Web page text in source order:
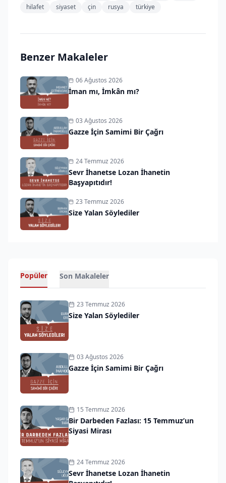
hilafet
siyaset çin rusya türkiye
Benzer Makaleler
06 Ağustos 2026
İman mı, İmkân mı?
03 Ağustos 2026
Gazze İçin Samimi Bir Çağrı
24 Temmuz 2026
Sevr İhanetse Lozan İhanetin
Başyapıtıdır!
23 Temmuz 2026
Size Yalan Söylediler
Popüler Son Makaleler
23 Temmuz 2026
Size Yalan Söylediler
03 Ağustos 2026
Gazze İçin Samimi Bir Çağrı
15 Temmuz 2026
Bir Darbeden Fazlası: 15 Temmuz’un
Siyasi Mirası
24 Temmuz 2026
Sevr İhanetse Lozan İhanetin